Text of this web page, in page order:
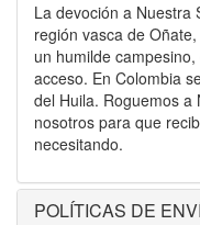
La devoción a Nuestra
región vasca de
un humilde
acceso. En Colombia
del Huila. Roguemos
nosotros para que
necesitando.
POLÍTICAS DE